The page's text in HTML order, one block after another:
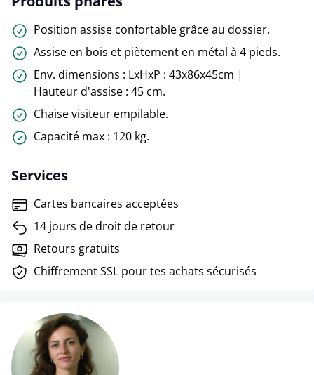
Position assise confortable grâce au dossier.
Assise en bois et piètement en métal à 4 pieds.
Env. dimensions : LxHxP : 43x86x45cm |
Hauteur d'assise : 45 cm.
Chaise visiteur empilable.
Capacité max : 120 kg.
Services
Cartes bancaires acceptées
14 jours de droit de retour
Retours gratuits
Chiffrement SSL pour tes achats sécurisés